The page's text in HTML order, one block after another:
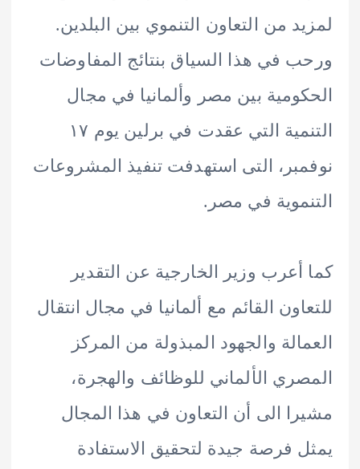
من التعاون التنموي بين البلدين.
في هذا السياق بنتائج المفاوضات
بين مصر وألمانيا في مجال
التنمية التي عقدت في برلين يوم ١٧
التى استهدفت تنفيذ المشروعات
في مصر.
وزير الخارجية عن التقدير
القائم مع ألمانيا في مجال انتقال
والجهود المبذولة من المركز
الألماني للوظائف والهجرة،
الى أن التعاون في هذا المجال
فرصة جيدة لتحقيق الاستفادة